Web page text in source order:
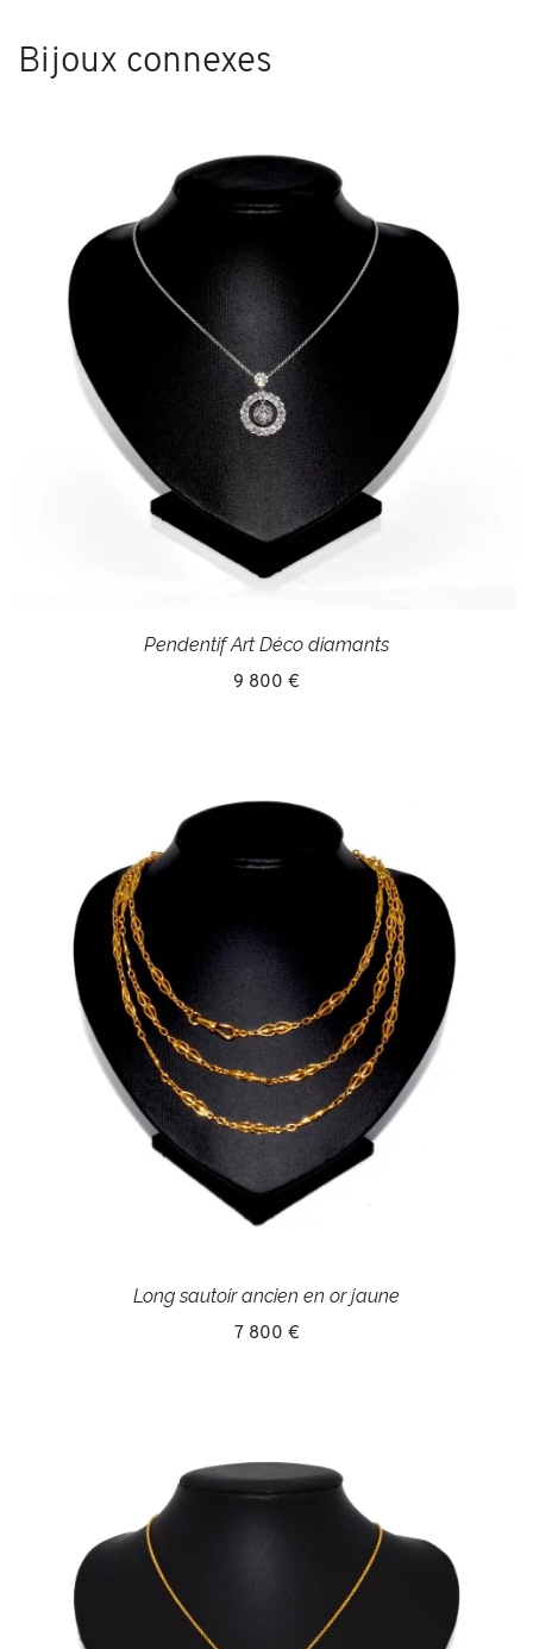
Bijoux connexes
Pendentif Art Déco diamants
9 800 €
Long sautoir ancien en or jaune
7 800 €